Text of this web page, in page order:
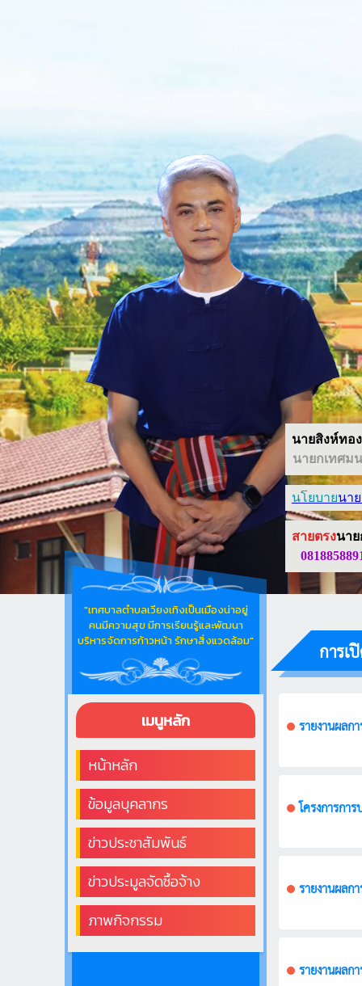
นายสิงห์ทอ
นายกเทศม
นโยบายนา
สายตรงนาย
"เทศบาลตำบลเวียงเทิงเป็นเมืองน่าอยู่
คนมีความสุข มีการเรียนรู้และพัฒนา
บริหารจัดการก้าวหน้า รักษาสิ่งแวดล้อม"
เมนูหลัก
หน้าหลัก
ข้อมูลบุคลากร
ข่าวประชาสัมพันธ์
ข่าวประมูลจัดซื้อจ้าง
ภาพกิจกรรม
การเ
โครงการกา
รายงานผลก
รายงานผลก